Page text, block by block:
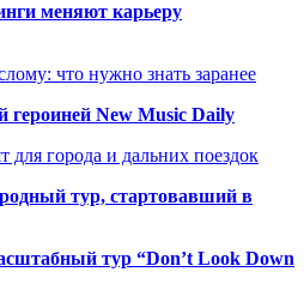
меняют карьеру
что нужно знать заранее
героиней New Music Daily
для города и дальних поездок
тур, стартовавший в
тур “Don’t Look Down